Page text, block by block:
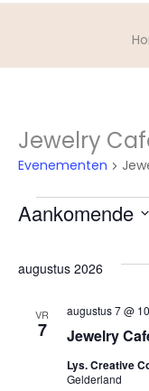
Jewelry
Evenementen
Aankomende
datum.
augustus 2026
VR
7 Jewelry
augustus 7 @
Lys. Creative
Gelderland